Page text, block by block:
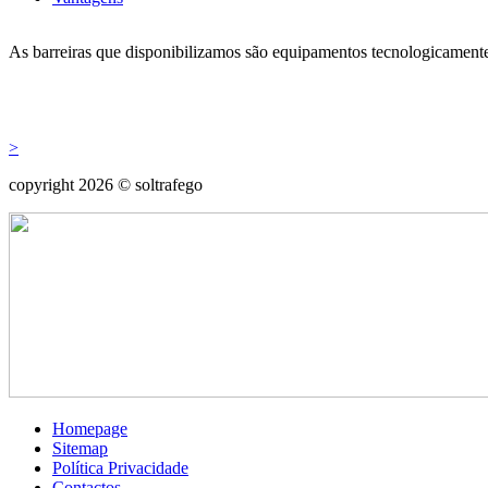
As barreiras que disponibilizamos são equipamentos
>
copyright 2026 © soltrafego
Homepage
Sitemap
Política Privacidade